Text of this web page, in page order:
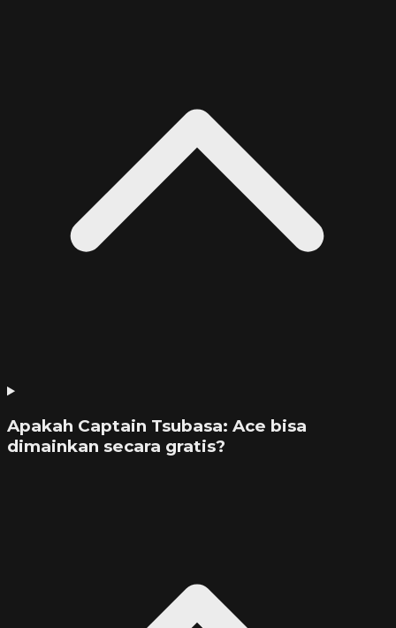
Apakah Captain Tsubasa: Ace bisa
dimainkan secara gratis?